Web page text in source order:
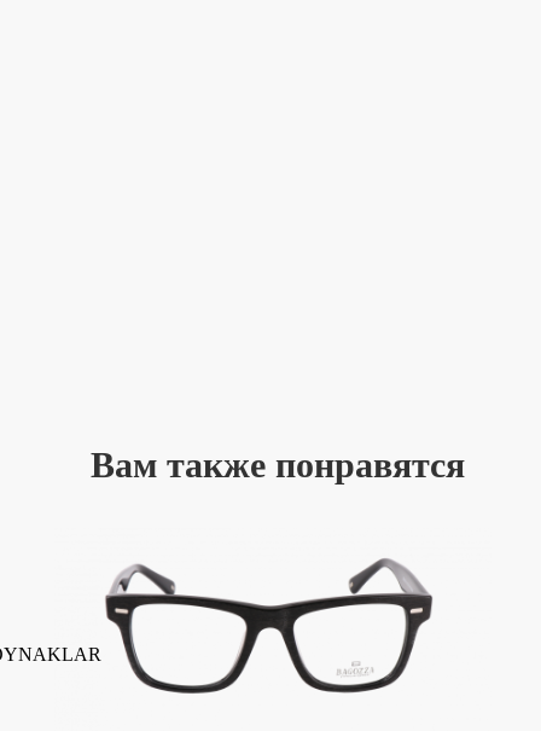
Вам также понравятся